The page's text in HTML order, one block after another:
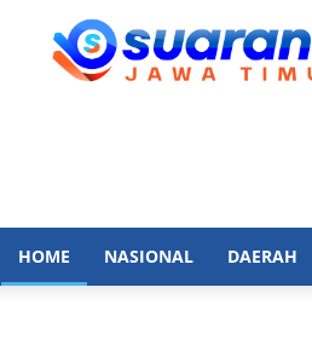
HOME NASIONAL DAERAH